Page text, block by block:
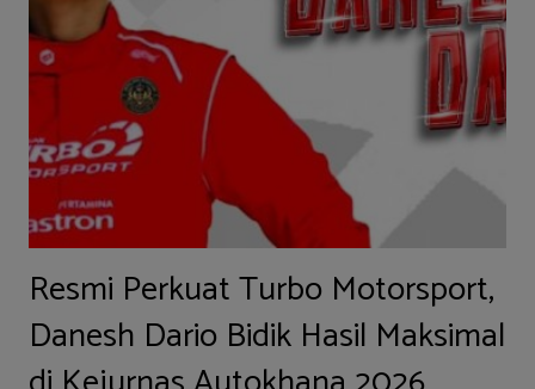
Resmi Perkuat Turbo Motorsport,
Danesh Dario Bidik Hasil Maksimal